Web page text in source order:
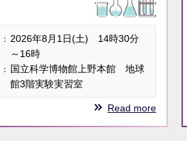
2026年8月1日(土) 14時30分
～16時
国立科学博物館上野本館 地球
館3階実験実習室
Read more